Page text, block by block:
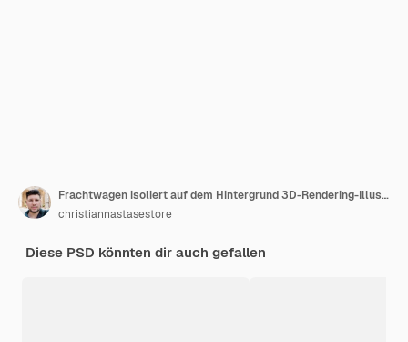
Frachtwagen isoliert auf dem Hintergrund 3D-Rendering-Illustration
christiannastasestore
Diese PSD könnten dir auch gefallen